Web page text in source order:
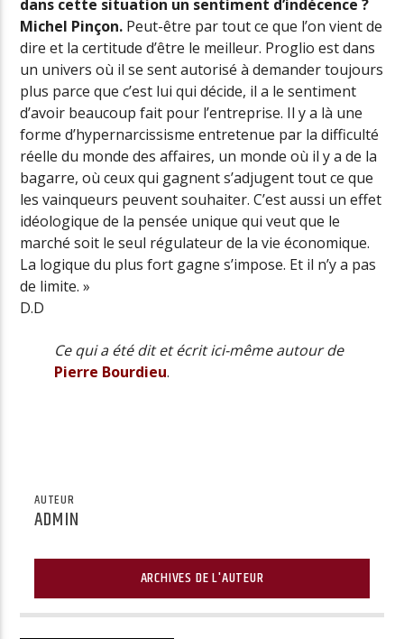
dans cette situation un sentiment d’indécence ?
Michel Pinçon. Peut-être par tout ce que l’on vient de
dire et la certitude d’être le meilleur. Proglio est dans
un univers où il se sent autorisé à demander toujours
plus parce que c’est lui qui décide, il a le sentiment
d’avoir beaucoup fait pour l’entreprise. Il y a là une
forme d’hypernarcissisme entretenue par la difficulté
réelle du monde des affaires, un monde où il y a de la
bagarre, où ceux qui gagnent s’adjugent tout ce que
les vainqueurs peuvent souhaiter. C’est aussi un effet
idéologique de la pensée unique qui veut que le
marché soit le seul régulateur de la vie économique.
La logique du plus fort gagne s’impose. Et il n’y a pas
de limite. »
D.D
Ce qui a été dit et écrit ici-même autour de
Pierre Bourdieu.
AUTEUR
ADMIN
ARCHIVES DE L'AUTEUR